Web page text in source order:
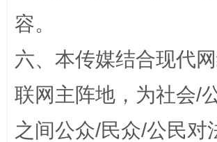
容。
六、本传媒结合现代
联网主阵地，为社会/
之间公众/民众/公民